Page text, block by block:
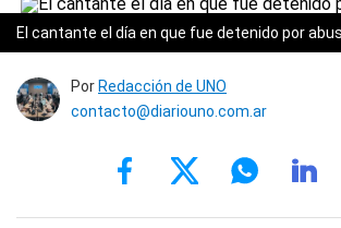
El cantante el día en que fue detenido por
Por Redacción de UNO
contacto@diariouno.com.ar